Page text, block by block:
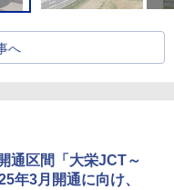
へ
通区間「大栄JCT～
年3月開通に向け、